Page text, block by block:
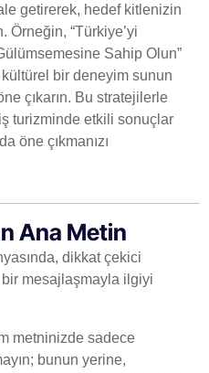
getirerek, hedef kitlenizin
Örneğin, “Türkiye’yi
Sahip Olun”
bir deneyim sunun
çıkarın. Bu stratejilerle
turizminde etkili sonuçlar
öne çıkmanızı
Ana Metin
dikkat çekici
bir mesajlaşmayla ilgiyi
metninizde sadece
bunun yerine,